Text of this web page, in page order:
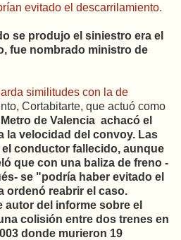
evitado el descarrilamiento.
se produjo el siniestro era el
fue nombrado ministro de
similitudes con la de
Cortabitarte, que actuó como
Metro de Valencia achacó el
la velocidad del convoy. Las
conductor fallecido, aunque
que con una baliza de freno -
se "podría haber evitado el
ordenó reabrir el caso.
autor del informe sobre el
colisión entre dos trenes en
donde murieron 19